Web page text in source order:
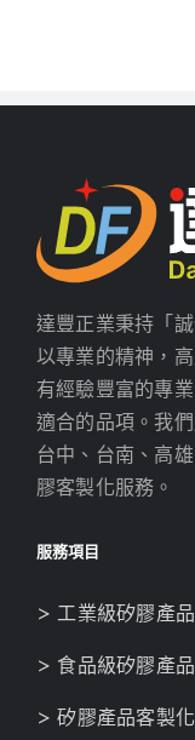
達豐正業秉持「
以專業的精神，
有經驗豐富的專
適合的品項。我
台中、台南、高
膠客製化服務。
服務項目
> 工業級矽膠產
> 食品級矽膠產
> 矽膠產品客製